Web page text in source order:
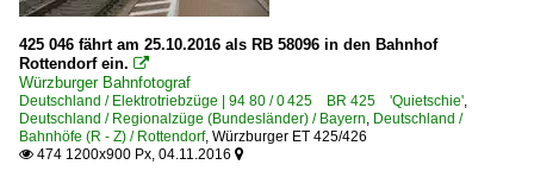
425 046 fährt am 25.10.2016 als RB 58096 in den Bahnhof
Rottendorf ein. 
Würzburger Bahnfotograf
Deutschland / Elektrotriebzüge | 94 80 / 0 425 BR 425 'Quietschie',
Deutschland / Regionalzüge (Bundesländer) / Bayern, Deutschland /
Bahnhöfe (R - Z) / Rottendorf, Würzburger ET 425/426
 474 1200x900 Px, 04.11.2016 